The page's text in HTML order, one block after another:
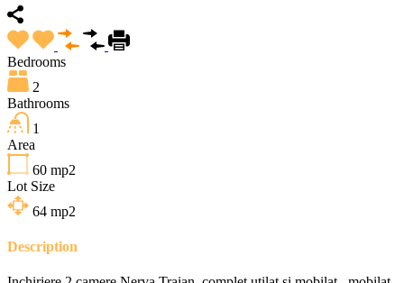
Bedrooms
2
Bathrooms
1
Area
60 mp2
Lot Size
64 mp2
Description